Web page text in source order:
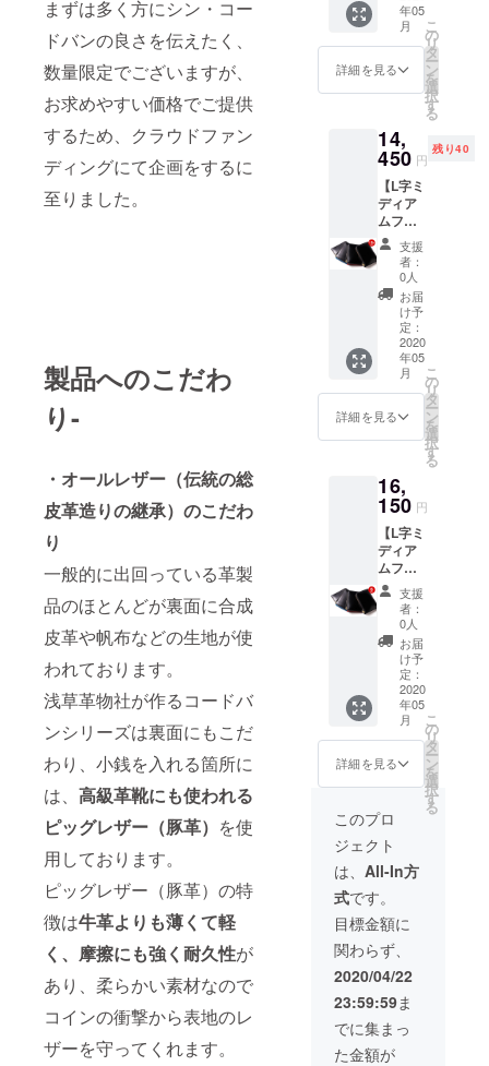
まずは多く方にシン・コー
ドバンの良さを伝えたく、
数量限定でございますが、
お求めやすい価格でご提供
するため、クラウドファン
ディングにて企画をするに
至りました。
製品へのこだわ
り-
・オールレザー（伝統の総
皮革造りの継承）のこだわ
り
一般的に出回っている革製
品のほとんどが裏面に合成
皮革や帆布などの生地が使
われております。
浅草革物社が作るコードバ
ンシリーズは裏面にもこだ
わり、小銭を入れる箇所に
は、 高級革靴にも使われる
ピッグレザー（豚革） を使
用しております。
ピッグレザー（豚革）の特
徴は牛革よりも薄くて軽
く、 摩擦にも強く耐久性が
あり、柔らかい素材なので
コインの衝撃から表地のレ
ザーを守ってくれます。
17,000
円（税
込）か
ら
25%OF
F! ・送
（一部
地域を
除く）
全4色か
らお好
きなカ
ラーを
お選び
くださ
い。
年05
月
詳細を見る
こ
の
リ
タ
ー
ン
を
選
択
す
る
14,
450 円
残り40
【L字ミ
ディア
ムファ
スナー
40名様
限定
15%OF
F】 ・
販売予
定価格
17,000
円（税
込）か
ら
15%OF
F! ・送
（一部
地域を
除く）
全4色か
らお好
きなカ
ラーを
お選び
くださ
い。
支援
者：
0人
お届
け予
定：
2020
年05
月
詳細を見る
こ
の
リ
タ
ー
ン
を
選
択
す
る
16,
150 円
【L字ミ
ディア
ムファ
スナー
期間限
5%OFF
売予定
価格
17,000
円（税
込）か
ら
5%OFF!
・送料
込み
（一部
地域を
除く）
全4色か
らお好
きなカ
ラーを
お選び
くださ
い。
支援
者：
0人
お届
け予
定：
2020
年05
月
詳細を見る
こ
の
リ
タ
ー
ン
を
選
択
す
る
このプロ
ジェクト
は、 All-In方
式です。
目標金額に
関わらず、
2020/04/22
23:59:59ま
でに集まっ
た金額が